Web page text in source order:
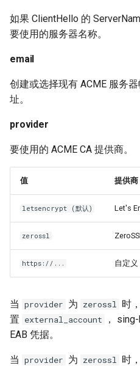
如果 ClientHello 的
要使用的服务器名称。
email
创建或选择现有 ACME 服务
址。
provider
要使用的 ACME CA 提供商。
值 提供商
letsencrypt (默认) Let's
zerossl ZeroSSL
https://... 自定义
当 provider 为 zerossl 时
置 external_account
，
EAB 凭据。
当 provider 为 zerossl 时